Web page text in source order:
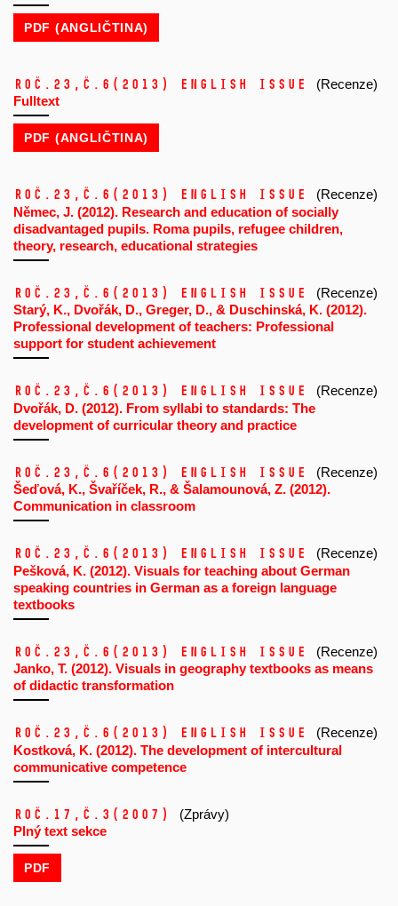
PDF (ANGLIČTINA)
Roč.23, č.6 (2013) ENGLISH ISSUE
(Recenze)
Fulltext
PDF (ANGLIČTINA)
Roč.23, č.6 (2013) ENGLISH ISSUE
(Recenze)
Němec, J. (2012). Research and education of socially
disadvantaged pupils. Roma pupils, refugee children,
theory, research, educational strategies
Roč.23, č.6 (2013) ENGLISH ISSUE
(Recenze)
Starý, K., Dvořák, D., Greger, D., & Duschinská, K. (2012).
Professional development of teachers: Professional
support for student achievement
Roč.23, č.6 (2013) ENGLISH ISSUE
(Recenze)
Dvořák, D. (2012). From syllabi to standards: The
development of curricular theory and practice
Roč.23, č.6 (2013) ENGLISH ISSUE
(Recenze)
Šeďová, K., Švaříček, R., & Šalamounová, Z. (2012).
Communication in classroom
Roč.23, č.6 (2013) ENGLISH ISSUE
(Recenze)
Pešková, K. (2012). Visuals for teaching about German
speaking countries in German as a foreign language
textbooks
Roč.23, č.6 (2013) ENGLISH ISSUE
(Recenze)
Janko, T. (2012). Visuals in geography textbooks as means
of didactic transformation
Roč.23, č.6 (2013) ENGLISH ISSUE
(Recenze)
Kostková, K. (2012). The development of intercultural
communicative competence
Roč.17, č.3 (2007)
(Zprávy)
Plný text sekce
PDF